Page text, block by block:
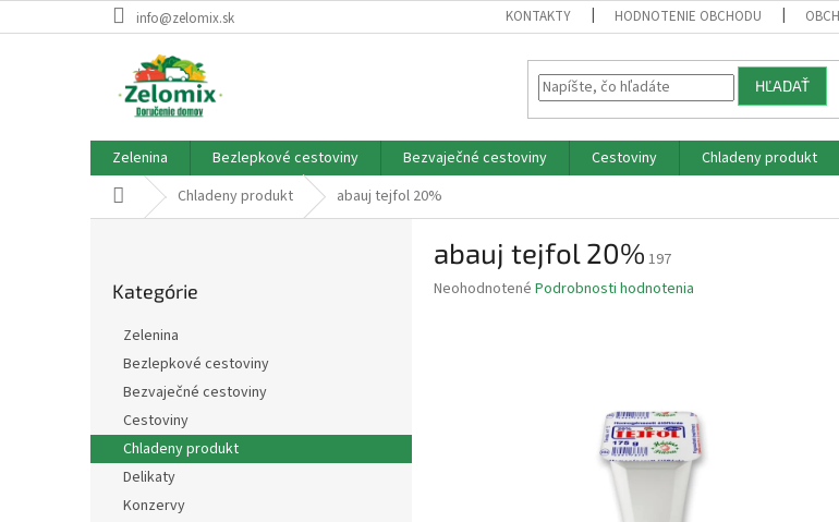
na
info@zelomix.sk KONTAKTY HODNOTENIE OBCHODU
HĽADAŤ
Zelenina Bezlepkové cestoviny Bezvaječné cestoviny Cestoviny Chladeny produkt
Domov Chladeny produkt abauj tejfol 20%
kategórie
Kategórie
Zelenina
Bezlepkové cestoviny
Bezvaječné cestoviny
Cestoviny
Chladeny produkt
Delikaty
Konzervy
abauj tejfol 20% 197
Priemerné
Neohodnotené Podrobnosti hodnotenia